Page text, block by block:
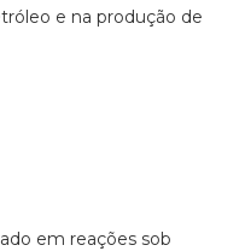
e na produção de
em reações sob